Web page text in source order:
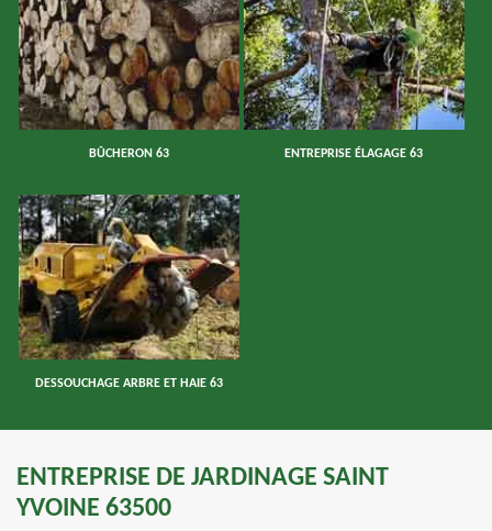
BÛCHERON 63 ENTREPRISE ÉLAGAGE 63
DESSOUCHAGE ARBRE ET HAIE 63
ENTREPRISE DE JARDINAGE SAINT
YVOINE 63500